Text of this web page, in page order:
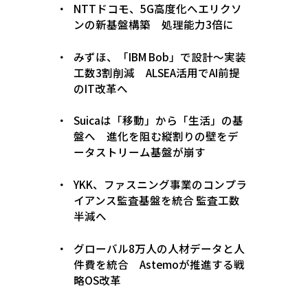
NTTドコモ、5G高度化へエリクソ
ンの新基盤構築 処理能力3倍に
みずほ、「IBM Bob」で設計〜実装
工数3割削減 ALSEA活用でAI前提
のIT改革へ
Suicaは「移動」から「生活」の基
盤へ 進化を阻む縦割りの壁をデ
ータストリーム基盤が崩す
YKK、ファスニング事業のコンプラ
イアンス監査基盤を統合 監査工数
半減へ
グローバル8万人の人材データと人
件費を統合 Astemoが推進する戦
略OS改革